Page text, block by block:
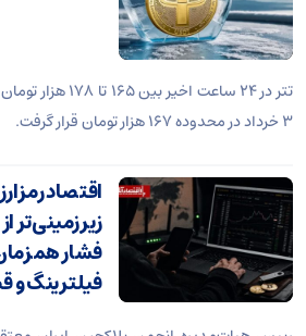
تتر در ۲۴ ساعت اخیر
۳ خرداد در محدوده ۱۶۷ هزار تومان قرار گرفت.
اقتصاد
زیرزمینی‌تر
فشار
فیلترینگ و